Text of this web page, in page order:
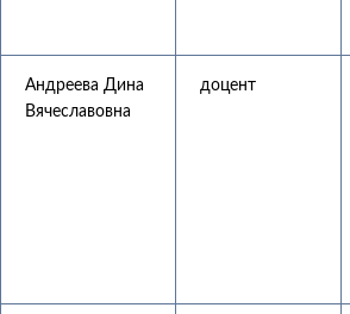
Андреева Дина
Вячеславовна
доцент